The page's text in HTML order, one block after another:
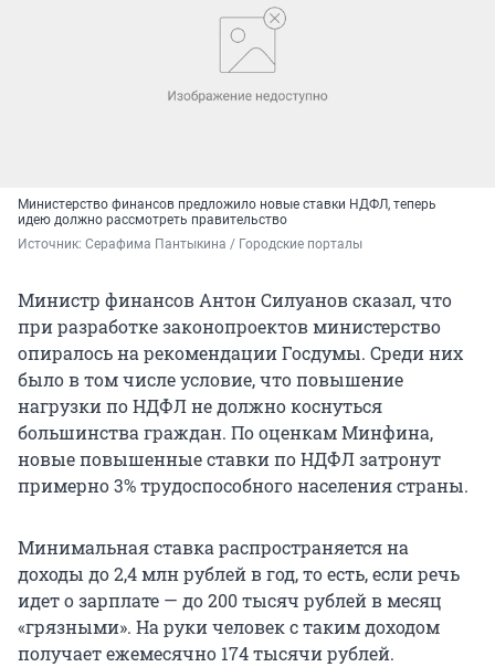
Министерство финансов предложило новые ставки НДФЛ, теперь
идею должно рассмотреть правительство
Источник: Серафима Пантыкина / Городские порталы
Министр финансов Антон Силуанов сказал, что
при разработке законопроектов министерство
опиралось на рекомендации Госдумы. Среди них
было в том числе условие, что повышение
нагрузки по НДФЛ не должно коснуться
большинства граждан. По оценкам Минфина,
новые повышенные ставки по НДФЛ затронут
примерно 3% трудоспособного населения страны.
Минимальная ставка распространяется на
доходы до 2,4 млн рублей в год, то есть, если речь
идет о зарплате — до 200 тысяч рублей в месяц
«грязными». На руки человек с таким доходом
получает ежемесячно 174 тысячи рублей.